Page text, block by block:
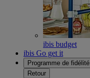
ibis budget
ibis Go get it
Programme de fidélité
Retour